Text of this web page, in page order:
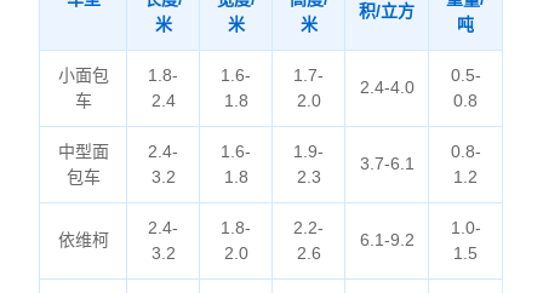
米
米
米
积/立方
吨
小面包
车
1.8-
2.4
1.6-
1.8
1.7-
2.0
2.4-4.0
0.5-
0.8
中型面
包车
2.4-
3.2
1.6-
1.8
1.9-
2.3
3.7-6.1
0.8-
1.2
依维柯
2.4-
3.2
1.8-
2.0
2.2-
2.6
6.1-9.2
1.0-
1.5